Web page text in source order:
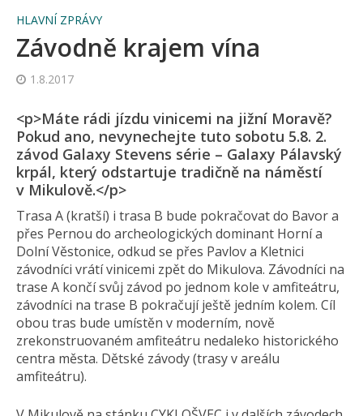
HLAVNÍ ZPRÁVY
Závodně krajem vína
1.8.2017
<p>Máte rádi jízdu vinicemi na jižní Moravě?
Pokud ano, nevynechejte tuto sobotu 5.8. 2.
závod Galaxy Stevens série – Galaxy Pálavský
krpál, který odstartuje tradičně na náměstí
v Mikulově.</p>
Trasa A (kratší) i trasa B bude pokračovat do Bavor a
přes Pernou do archeologických dominant Horní a
Dolní Věstonice, odkud se přes Pavlov a Kletnici
závodníci vrátí vinicemi zpět do Mikulova. Závodníci na
trase A končí svůj závod po jednom kole v amfiteátru,
závodníci na trase B pokračují ještě jedním kolem. Cíl
obou tras bude umístěn v moderním, nově
zrekonstruovaném amfiteátru nedaleko historického
centra města. Dětské závody (trasy v areálu
amfiteátru).